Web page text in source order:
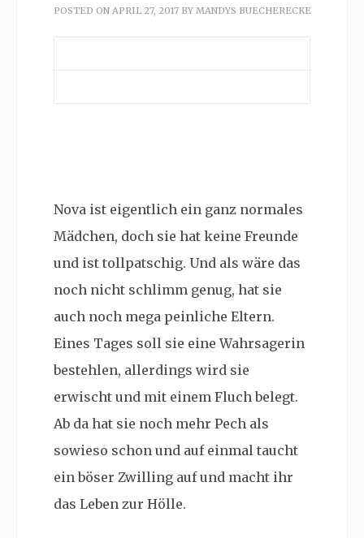
POSTED ON APRIL 27, 2017BY MANDYS BUECHERECKE
Nova ist eigentlich ein ganz normales
Mädchen, doch sie hat keine Freunde
und ist tollpatschig. Und als wäre das
noch nicht schlimm genug, hat sie
auch noch mega peinliche Eltern.
Eines Tages soll sie eine Wahrsagerin
bestehlen, allerdings wird sie
erwischt und mit einem Fluch belegt.
Ab da hat sie noch mehr Pech als
sowieso schon und auf einmal taucht
ein böser Zwilling auf und macht ihr
das Leben zur Hölle.